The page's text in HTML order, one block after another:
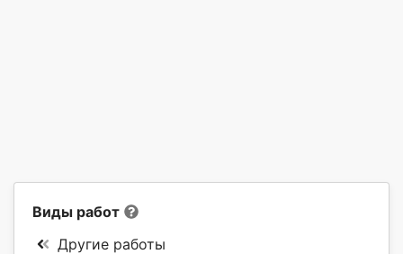
Виды работ
Другие работы